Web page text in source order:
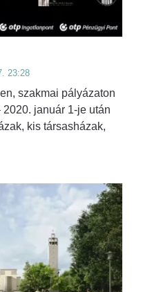
23:28
szakmai pályázaton
január 1-je után
kis társasházak,